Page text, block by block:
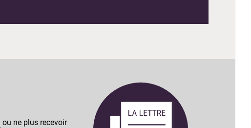
ou ne plus recevoir